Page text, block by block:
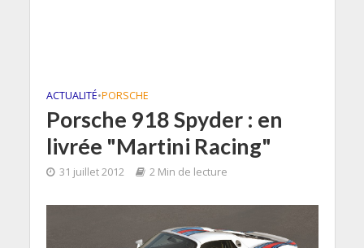
ACTUALITÉ•PORSCHE
Porsche 918 Spyder : en
livrée "Martini Racing"
31 juillet 2012 2 Min de lecture